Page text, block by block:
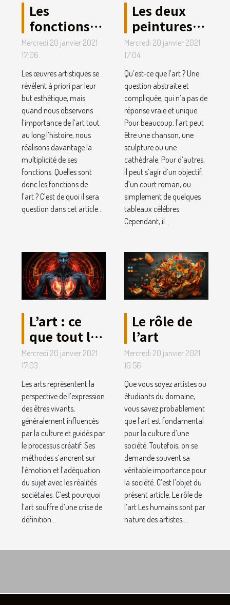
Les
fonctions
de l’art.
Mercredi 20 janvier 2021
17:06
Les œuvres artistiques se
révèlent à priori par leur
but esthétique, mais
quand nous observons
l’importance de l’art tout
au long l’histoire, nous
réalisons davantage la
multiplicité de ses
fonctions. Quelles sont
donc les fonctions de
l’art ? C’est de quoi il sera
question dans cet article...
Les deux
peintures
les plus
célèbres de
tous les
temps.
Mercredi 20 janvier 2021
17:04
Qu’est-ce que l’art ? Une
question abstraite et
compliquée, qui n’a pas de
réponse vraie et unique.
Pour beaucoup, l’art peut
être une chanson, une
sculpture ou une
cathédrale. Pour d’autres,
il peut s’agir d’un objectif,
d’un court roman, ou
simplement de quelques
tableaux célèbres.
Cependant, il...
L’art : ce
que tout le
monde
devrait en
savoir.
Mercredi 20 janvier 2021
17:03
Les arts représentent la
perspective de l’expression
des êtres vivants,
généralement influencés
par la culture et guidés par
le processus créatif. Ses
méthodes s’ancrent sur
l’émotion et l’adéquation
du sujet avec les réalités
sociétales. C’est pourquoi
l’art souffre d’une crise de
définition...
Le rôle de
l’art
Mercredi 20 janvier 2021
16:56
Que vous soyez artistes ou
étudiants du domaine,
vous savez probablement
que l’art est fondamental
pour la culture d’une
société. Toutefois, on se
demande souvent sa
véritable importance pour
la société. C’est l’objet du
présent article. Le rôle de
l’art Les humains sont par
nature des artistes,...